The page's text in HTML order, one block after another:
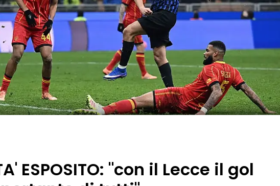
ESPOSITO: "con il Lecce il gol